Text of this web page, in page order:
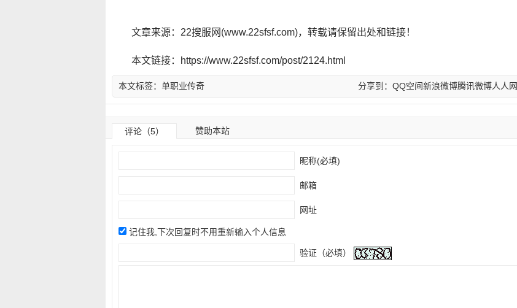
文章来源：22搜服网(www.22sfsf.com)，转载请保留出处和链接！
本文链接：https://www.22sfsf.com/post/2124.html
分享到： QQ空间新浪微博腾讯微博人人网
本文标签： 单职业传奇
评论（5） 赞助本站
昵称(必填)
邮箱
网址
记住我,下次回复时不用重新输入个人信息
验证（必填）